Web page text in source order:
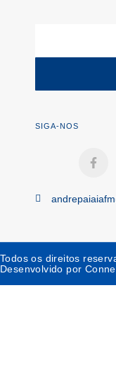
SIGA-NOS
Todos os direitos
Desenvolvido por